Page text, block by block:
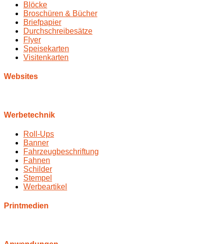
Blöcke
Broschüren & Bücher
Briefpapier
Durchschreibesätze
Flyer
Speisekarten
Visitenkarten
Websites
Werbetechnik
Roll-Ups
Banner
Fahrzeugbeschriftung
Fahnen
Schilder
Stempel
Werbeartikel
Printmedien